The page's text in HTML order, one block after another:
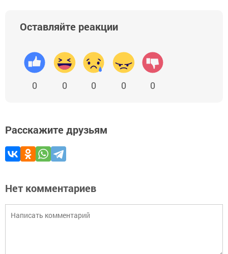
Оставляйте реакции
0 0 0 0 0
Расскажите друзьям
Нет комментариев